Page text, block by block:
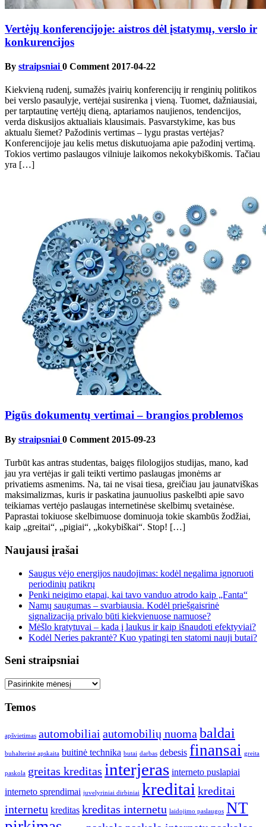
Vertėjų konferencijoje: aistros dėl įstatymų, verslo ir
konkurencijos
By straipsniai 0 Comment 2017-04-22
Kiekvieną rudenį, sumažės įvairių konferencijų ir renginių politikos
bei verslo pasaulyje, vertėjai susirenka į vieną. Tuomet, dažniausiai,
per tarptautinę vertėjų dieną, aptariamos naujienos, tendencijos,
verda diskusijos aktualiais klausimais. Pasvarstykime, kas bus
aktualu šiemet? Pažodinis vertimas – lygu prastas vertėjas?
Konferencijoje jau kelis metus diskutuojama apie pažodinį vertimą.
Tokios vertimo paslaugos vilniuje laikomos nekokybiškomis. Tačiau
yra […]
Pigūs dokumentų vertimai – brangios problemos
By straipsniai 0 Comment 2015-09-23
Turbūt kas antras studentas, baigęs filologijos studijas, mano, kad
jau yra vertėjas ir gali teikti vertimo paslaugas įmonėms ar
privatiems asmenims. Na, tai ne visai tiesa, greičiau jau jaunatviškas
maksimalizmas, kuris ir paskatina jaunuolius paskelbti apie savo
teikiamas vertėjo paslaugas internetinėse skelbimų svetainėse.
Paprastai tokiuose skelbimuose dominuoja tokie skambūs žodžiai,
kaip „greitai“, „pigiai“, „kokybiškai“. Stop! […]
Naujausi įrašai
Saugus vėjo energijos naudojimas: kodėl negalima ignoruoti
periodinių patikrų
Penki neigimo etapai, kai tavo vanduo atrodo kaip „Fanta“
Namų saugumas – svarbiausia. Kodėl priešgaisrinė
signalizacija privalo būti kiekvienuose namuose?
Mėšlo kratytuvai – kada į laukus ir kaip išnaudoti efektyviai?
Kodėl Neries pakrantė? Kuo ypatingi ten statomi nauji butai?
Seni straipsniai
Seni
Temos
apšvietimas automobiliai automobilių nuoma baldai
buhalterinė apskaita buitinė technika butai darbas debesis finansai greita
paskola greitas kreditas interjeras interneto puslapiai
interneto sprendimai juvelyriniai dirbiniai kreditai kreditai
internetu kreditas kreditas internetu laidojimo paslaugos NT